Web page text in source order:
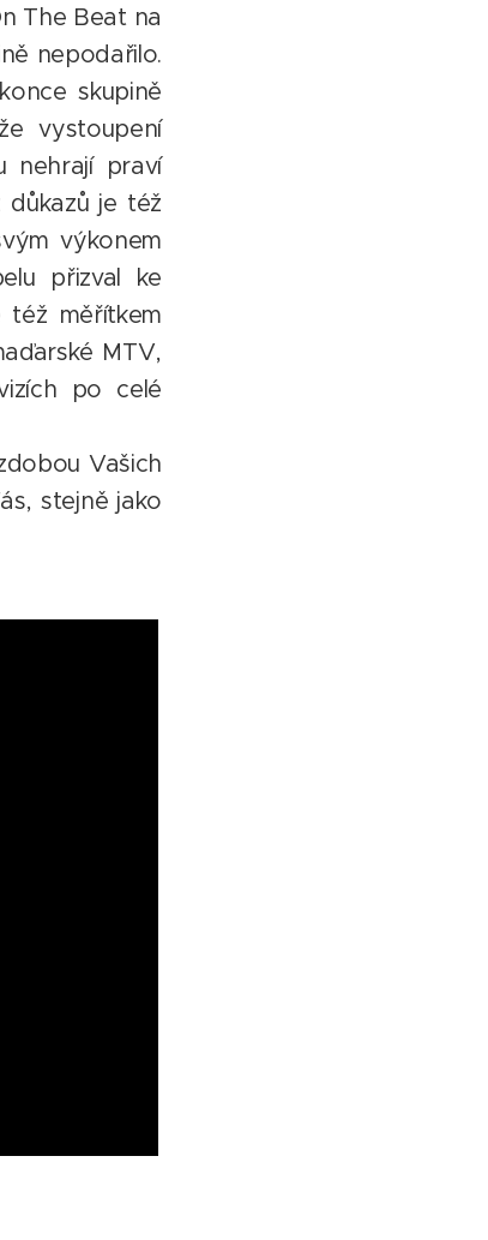
The Beat na
nepodařilo.
skupině
vystoupení
nehrají praví
je též
výkonem
přizval ke
měřítkem
MTV,
po celé
Vašich
stejně jako